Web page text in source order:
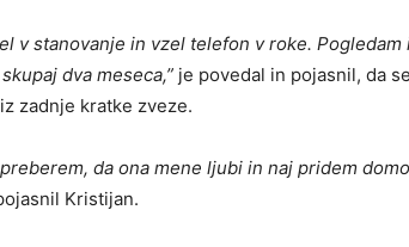
v stanovanje in vzel telefon v roke.
dva meseca,” je povedal in pojasnil, da
zadnje kratke zveze.
da ona mene ljubi in naj pridem
Kristijan.